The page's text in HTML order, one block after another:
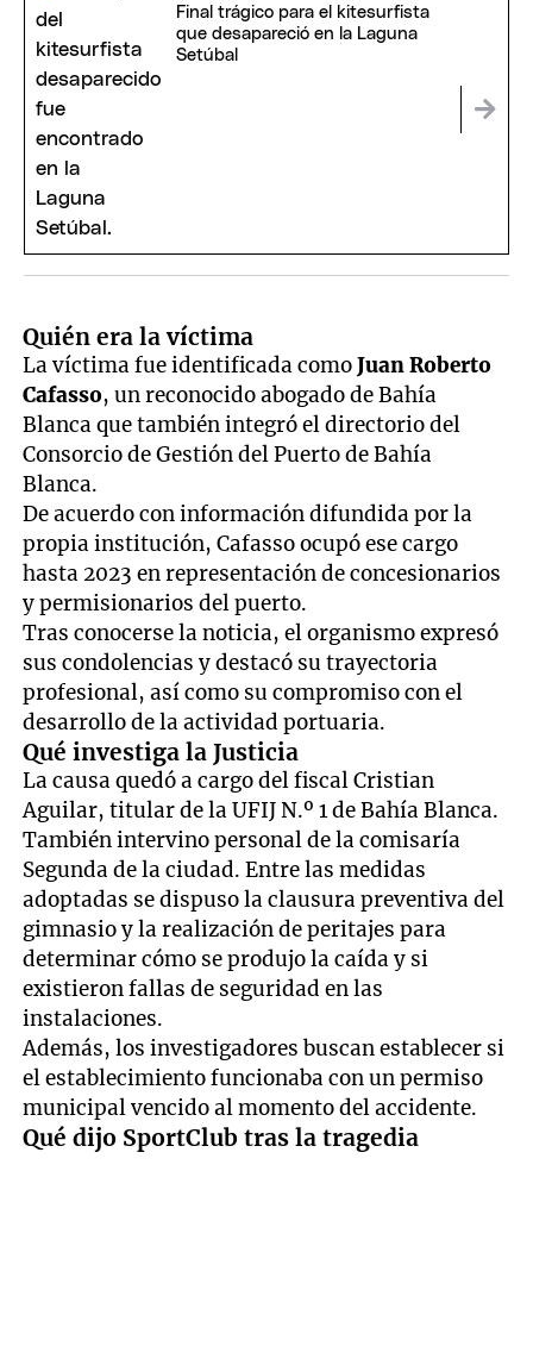
Final trágico para el kitesurfista
que desapareció en la Laguna
Setúbal
Quién era la víctima
La víctima fue identificada comoJuan Roberto
Cafasso, un reconocido abogado de Bahía
Blanca que también integró el directorio del
Consorcio de Gestión del Puerto de Bahía
Blanca.
De acuerdo con información difundida por la
propia institución, Cafasso ocupó ese cargo
hasta 2023 en representación de concesionarios
y permisionarios del puerto.
Tras conocerse la noticia, el organismo expresó
sus condolencias y destacó su trayectoria
profesional, así como su compromiso con el
desarrollo de la actividad portuaria.
Qué investiga la Justicia
La causa quedó a cargo del fiscal Cristian
Aguilar, titular de la UFIJ N.º 1 de Bahía Blanca.
También intervino personal de la comisaría
Segunda de la ciudad. Entre las medidas
adoptadas se dispuso la clausura preventiva del
gimnasio y la realización de peritajes para
determinar cómo se produjo la caída y si
existieron fallas de seguridad en las
instalaciones.
Además, los investigadores buscan establecer si
el establecimiento funcionaba con un permiso
municipal vencido al momento del accidente.
Qué dijo SportClub tras la tragedia